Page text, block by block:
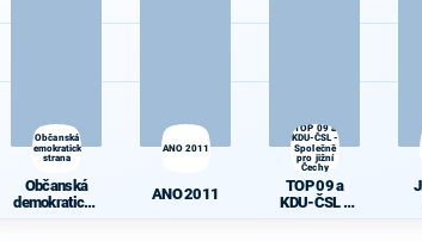
Občanská
demokratická
strana
Občanská
demokratická
ANO 2011
ANO 2011
TOP 09 a
KDU-ČSL -
Společně
pro jižní
Čechy
TOP 09 a
KDU-ČSL -